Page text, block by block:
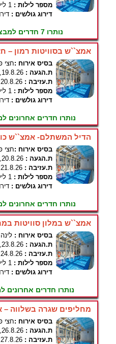
מספר לילות : 1 לילות
דירוג גולשים :
נותרו 7 חדרים למבצע זה !
אמצ``ש בסוויטות רמון –
בסיס אירוח :חצי
ת.הגעה : 19.8.26, יום רביעי
ת.עזיבה : 20.8.26, יום חמישי
מספר לילות : 1 לילות
דירוג גולשים :
נותרו חדרים אחרונים
הדיל המשתלם- אמצ``ש
בסיס אירוח :חצי
ת.הגעה : 20.8.26, יום חמישי
ת.עזיבה : 21.8.26, יום שישי
מספר לילות : 1 לילות
דירוג גולשים :
נותרו חדרים אחרונים
אמצ``ש במלון סוויטות
בסיס אירוח :
ת.הגעה : 23.8.26, יום ראשון
ת.עזיבה : 24.8.26, יום שני
מספר לילות : 1 לילות
דירוג גולשים :
נותרו חדרים אחרונים
מחליפים שגרה בשלווה –
בסיס אירוח :חצי
ת.הגעה : 26.8.26, יום רביעי
ת.עזיבה : 27.8.26, יום חמישי